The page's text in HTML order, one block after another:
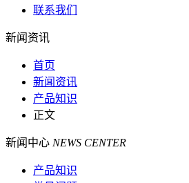
联系我们
新闻资讯
首页
新闻资讯
产品知识
正文
新闻中心 NEWS CENTER
产品知识